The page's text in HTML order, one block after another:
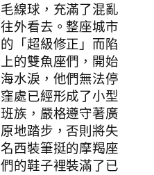
線球，充滿了混亂
外看去。整座城市
「超級修正」而陷
的雙魚座們，開始
水淚，他們無法停
處已經形成了小型
族，嚴格遵守著廣
地踏步，否則將失
西裝筆挺的摩羯座
的鞋子裡裝滿了已